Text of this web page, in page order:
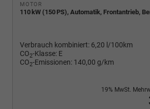
MOTOR
110 kW (150 PS), Automatik, Frontantrieb,
Verbrauch kombiniert: 6,20 l/100km
CO2-Klasse: E
CO2-Emissionen: 140,00 g/km
19% MwSt.